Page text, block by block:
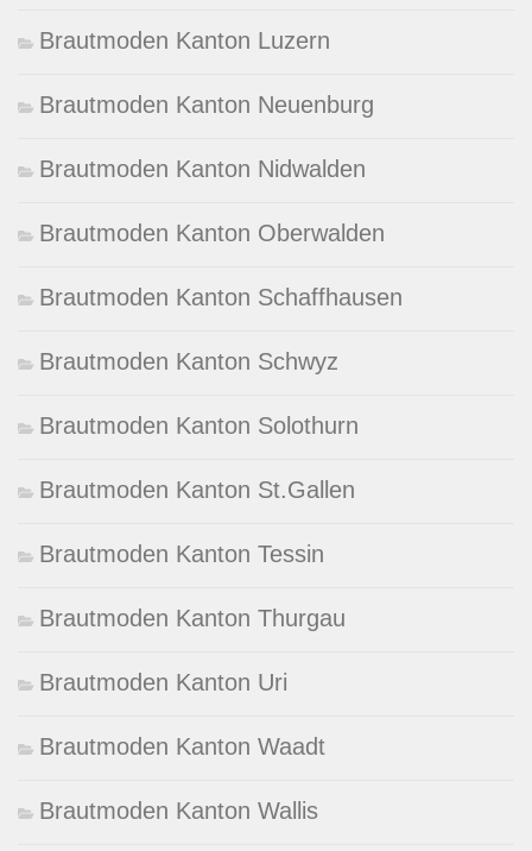
Brautmoden Kanton Luzern
Brautmoden Kanton Neuenburg
Brautmoden Kanton Nidwalden
Brautmoden Kanton Oberwalden
Brautmoden Kanton Schaffhausen
Brautmoden Kanton Schwyz
Brautmoden Kanton Solothurn
Brautmoden Kanton St.Gallen
Brautmoden Kanton Tessin
Brautmoden Kanton Thurgau
Brautmoden Kanton Uri
Brautmoden Kanton Waadt
Brautmoden Kanton Wallis